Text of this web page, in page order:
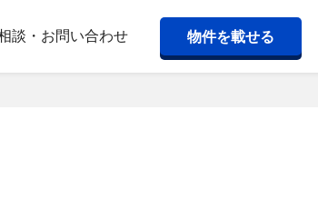
談・お問い合わせ 物件を載せる